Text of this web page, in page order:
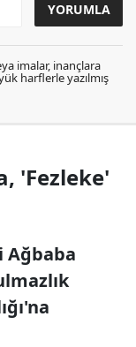
imalar, inançlara
harflerle yazılmış
'Fezleke'
Ağbaba